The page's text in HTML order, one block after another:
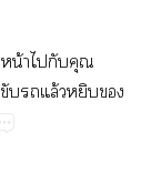
น้​​​​
ล้​​​